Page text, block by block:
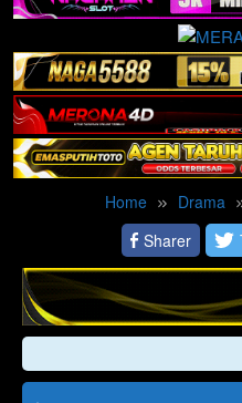
Home Drama
Sharer